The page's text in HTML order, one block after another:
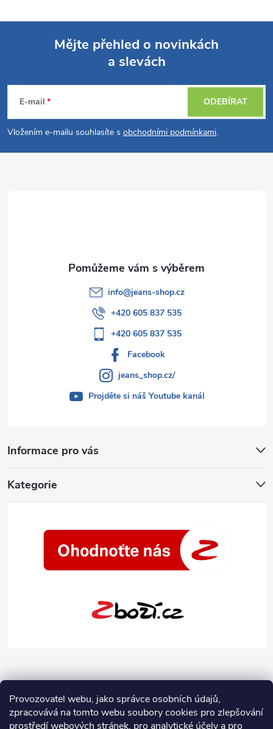
Provozovatel webu, jako správce osobních údajů,
zpracovává na tomto webu soubory cookies pro zlepšování
prostředí webových stránek, pro analytické účely a pro
p
a
Mějte přehled o novinkách
a slevách
E-mail
Vložením e-mailu souhlasíte s obchodními podmínkami.
ODEBÍRAT
Informace pro vás
Kategorie
info@jeans-shop.cz
+420 605 837 535
+420 605 837 535
Facebook
jeans_shop.cz/
Projděte si náš Youtube kanál